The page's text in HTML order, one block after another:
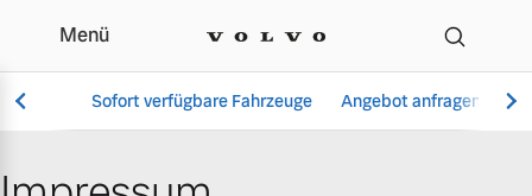
Impressum | Volker
Menü
Sofort verfügbare Fahrzeuge Angebot anfragen